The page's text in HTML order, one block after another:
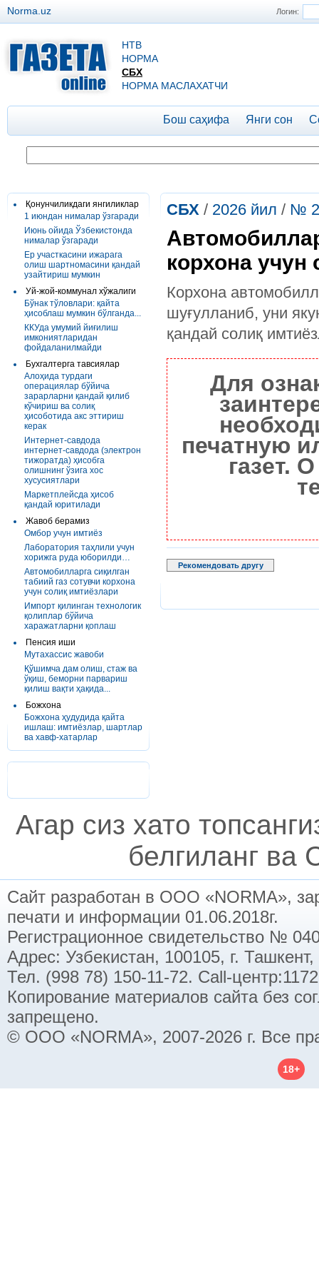
Логин:
Norma.uz
НТВ
НОРМА
СБХ
НОРМА МАСЛАХАТЧИ
Бош саҳифа Янги сон
Қонунчиликдаги янгиликлар
1 июндан нималар ўзгаради
Июнь ойида Ўзбекистонда
нималар ўзгаради
Ер участкасини ижарага
олиш шартномасини қандай
узайтириш мумкин
Уй-жой-коммунал хўжалиги
Бўнак тўловлари: қайта
ҳисоблаш мумкин бўлганда...
ККУда умумий йиғилиш
имкониятларидан
фойдаланилмайди
Бухгалтерга тавсиялар
Алоҳида турдаги
операциялар бўйича
зарарларни қандай қилиб
кўчириш ва солиқ
ҳисоботида акс эттириш
керак
Интернет-савдода
интернет-савдода (электрон
тижоратда) ҳисобга
олишнинг ўзига хос
хусусиятлари
Маркетплейсда ҳисоб
қандай юритилади
Жавоб берамиз
Омбор учун имтиёз
Лаборатория таҳлили учун
хорижга руда юборилди…
Автомобилларга сиқилган
табиий газ сотувчи корхона
учун солиқ имтиёзлари
Импорт қилинган технологик
қолиплар бўйича
харажатларни қоплаш
Пенсия иши
Мутахассис жавоби
Қўшимча дам олиш, стаж ва
ўқиш, беморни парвариш
қилиш вақти ҳақида...
Божхона
Божхона ҳудудида қайта
ишлаш: имтиёзлар, шартлар
ва хавф-хатарлар
СБХ / 2026 йил / №
корхона учун
Корхона
шуғулланиб, уни
қандай солиқ
Для
печатную
газет.
Рекомендовать другу
Агар сиз хато
белгиланг ва
Сайт разработан в ООО «NORMA»,
печати и информации 01.06.2018г.
Регистрационное свидетельство №
Адрес: Узбекистан, 100105, г.
Тел. (998 78) 150-11-72. Call-
Копирование материалов сайта без
запрещено.
© ООО «NORMA», 2007-2026 г. Все
18+